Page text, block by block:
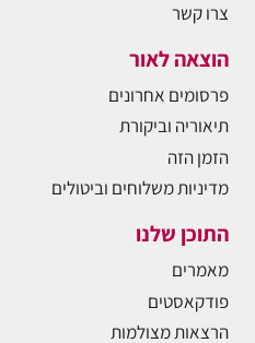
צרו קשר
הוצאה לאור
פרסומים אחרונים
תיאוריה וביקורת
הזמן הזה
מדיניות משלוחים וביטולים
התוכן שלנו
מאמרים
פודקאסטים
הרצאות מצולמות